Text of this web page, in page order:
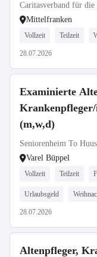
Caritasverband für die
Mittelfranken
Vollzeit Teilzeit
28.07.2026
Examinierte
(m,w,d)
Seniorenheim To
Varel Büppel
Vollzeit Teilzeit
Urlaubsgeld
28.07.2026
Altenpfleger,